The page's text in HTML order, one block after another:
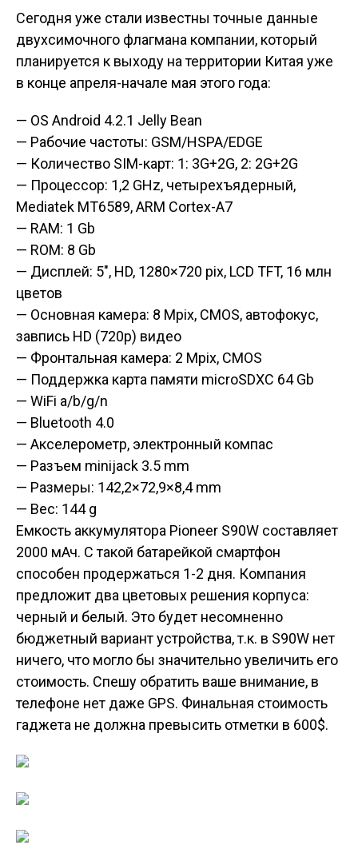
Сегодня уже стали известны точные данные
двухсимочного флагмана компании, который
планируется к выходу на территории Китая уже
в конце апреля-начале мая этого года:
— OS Android 4.2.1 Jelly Bean
— Рабочие частоты: GSM/HSPA/EDGE
— Количество SIM-карт: 1: 3G+2G, 2: 2G+2G
— Процессор: 1,2 GHz, четырехъядерный,
Mediatek MT6589, ARM Cortex-A7
— RAM: 1 Gb
— ROM: 8 Gb
— Дисплей: 5″, HD, 1280×720 pix, LCD TFT, 16 млн
цветов
— Основная камера: 8 Mpix, CMOS, автофокус,
завпись HD (720p) видео
— Фронтальная камера: 2 Mpix, CMOS
— Поддержка карта памяти microSDXC 64 Gb
— WiFi a/b/g/n
— Bluetooth 4.0
— Акселерометр, электронный компас
— Разъем minijack 3.5 mm
— Размеры: 142,2×72,9×8,4 mm
— Вес: 144 g
Емкость аккумулятора Pioneer S90W составляет
2000 мАч. С такой батарейкой смартфон
способен продержаться 1-2 дня. Компания
предложит два цветовых решения корпуса:
черный и белый. Это будет несомненно
бюджетный вариант устройства, т.к. в S90W нет
ничего, что могло бы значительно увеличить его
стоимость. Спешу обратить ваше внимание, в
телефоне нет даже GPS. Финальная стоимость
гаджета не должна превысить отметки в 600$.